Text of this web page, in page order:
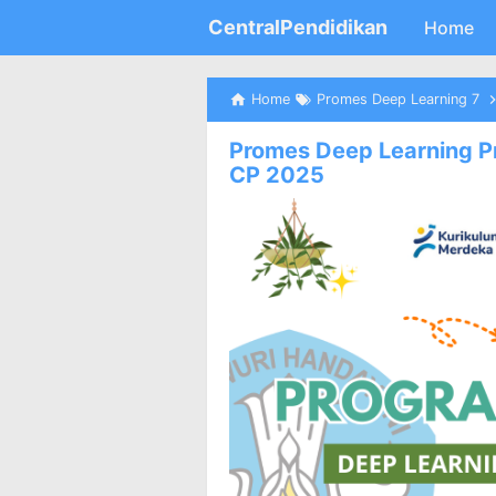
CentralPendidikan Home
Home Promes Deep Learning 7
Promes Deep Learning
CP 2025